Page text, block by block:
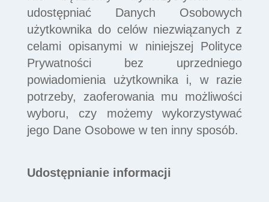
udostępniać Danych Osobowych
użytkownika do celów niezwiązanych z
celami opisanymi w niniejszej Polityce
Prywatności bez uprzedniego
powiadomienia użytkownika i, w razie
potrzeby, zaoferowania mu możliwości
wyboru, czy możemy wykorzystywać
jego Dane Osobowe w ten inny sposób.
Udostępnianie informacji